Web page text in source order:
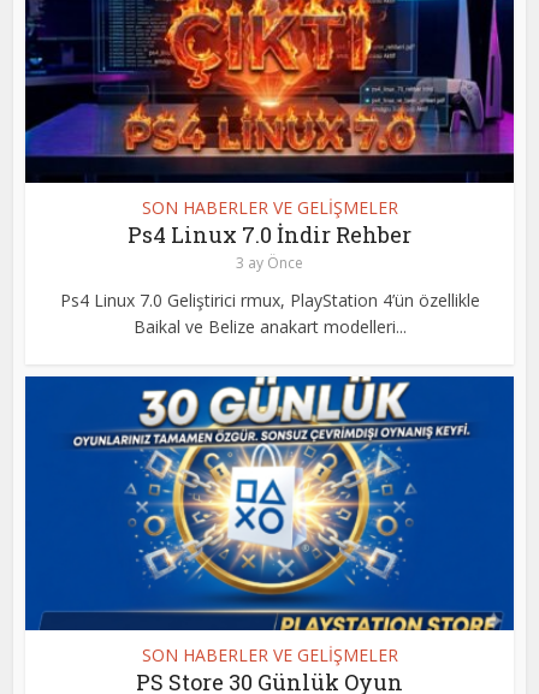
SON HABERLER VE GELİŞMELER
Ps4 Linux 7.0 İndir Rehber
3 ay Önce
Ps4 Linux 7.0 Geliştirici rmux, PlayStation 4’ün özellikle
Baikal ve Belize anakart modelleri...
SON HABERLER VE GELİŞMELER
PS Store 30 Günlük Oyun